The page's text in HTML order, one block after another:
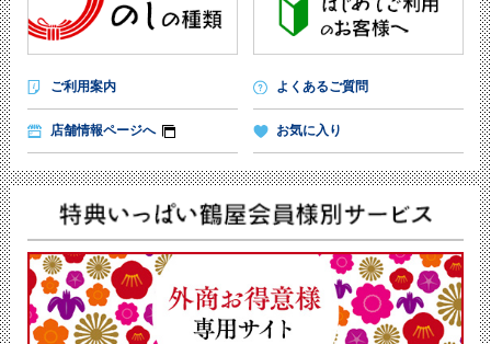
ご利用案内 よくあるご質問
店舗情報ページへ お気に入り